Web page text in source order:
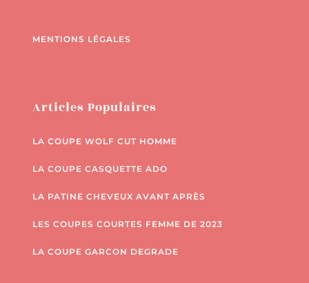
MENTIONS LÉGALES
Articles Populaires
LA COUPE WOLF CUT HOMME
LA COUPE CASQUETTE ADO
LA PATINE CHEVEUX AVANT APRÈS
LES COUPES COURTES FEMME DE 2023
LA COUPE GARCON DEGRADE